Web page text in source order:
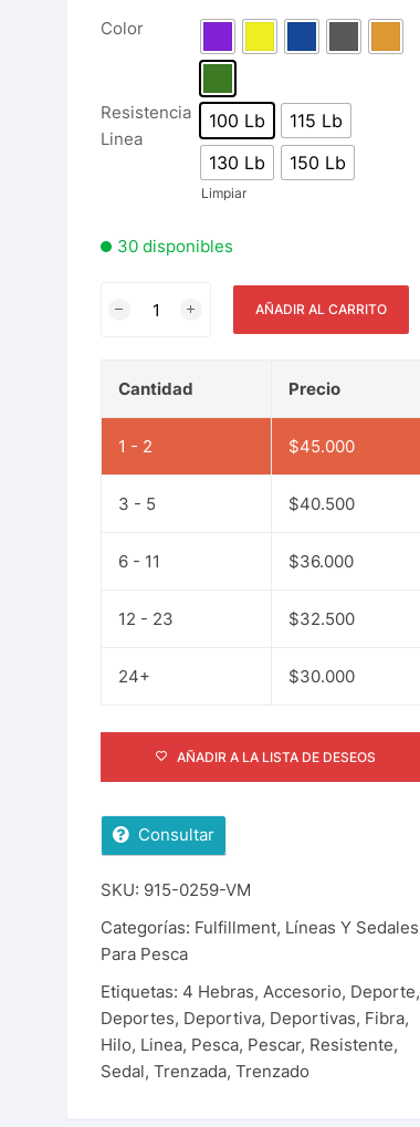
Color
Resistencia
Linea
100 Lb
115 Lb
130 Lb
150 Lb
Limpiar
30 disponibles
AÑADIR AL CARRITO
Cantidad Precio
1 - 2 $45.000
3 - 5 $40.500
6 - 11 $36.000
12 - 23 $32.500
24+ $30.000
AÑADIR A LA LISTA DE DESEOS
Consultar
SKU: 915-0259-VM
Categorías: Fulfillment, Líneas Y Sedales
Para Pesca
Etiquetas: 4 Hebras, Accesorio, Deporte,
Deportes, Deportiva, Deportivas, Fibra,
Hilo, Linea, Pesca, Pescar, Resistente,
Sedal, Trenzada, Trenzado